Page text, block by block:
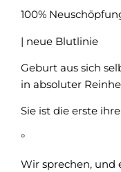
100%
| neue Blutlinie
Geburt aus sich
in absoluter
Sie ist die erste
°
Wir sprechen, und